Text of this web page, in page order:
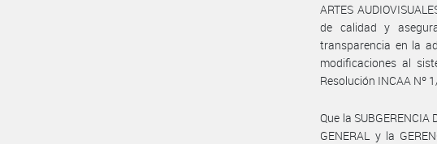
ARTES
de calidad y
transparencia en la
modificaciones al
Resolución INCAA Nº
Que la SUBGERENCIA
GENERAL y la